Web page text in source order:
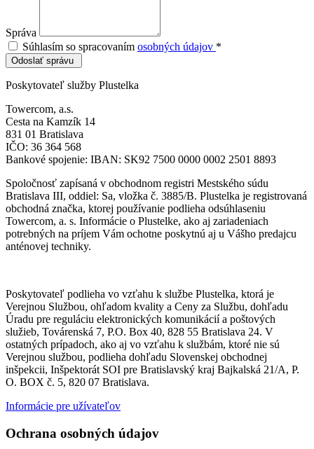
Správa
Súhlasím so spracovaním osobných údajov *
Odoslať správu
Poskytovateľ služby Plustelka
Towercom, a.s.
Cesta na Kamzík 14
831 01 Bratislava
IČO: 36 364 568
Bankové spojenie: IBAN: SK92 7500 0000 0002 2501 8893
Spoločnosť zapísaná v obchodnom registri Mestského súdu
Bratislava III, oddiel: Sa, vložka č. 3885/B. Plustelka je registrovaná
obchodná značka, ktorej používanie podlieha odsúhlaseniu
Towercom, a. s. Informácie o Plustelke, ako aj zariadeniach
potrebných na príjem Vám ochotne poskytnú aj u Vášho predajcu
anténovej techniky.
Poskytovateľ podlieha vo vzťahu k službe Plustelka, ktorá je
Verejnou Službou, ohľadom kvality a Ceny za Službu, dohľadu
Úradu pre reguláciu elektronických komunikácií a poštových
služieb, Továrenská 7, P.O. Box 40, 828 55 Bratislava 24. V
ostatných prípadoch, ako aj vo vzťahu k službám, ktoré nie sú
Verejnou službou, podlieha dohľadu Slovenskej obchodnej
inšpekcii, Inšpektorát SOI pre Bratislavský kraj Bajkalská 21/A, P.
O. BOX č. 5, 820 07 Bratislava.
Informácie pre užívateľov
Ochrana osobných údajov